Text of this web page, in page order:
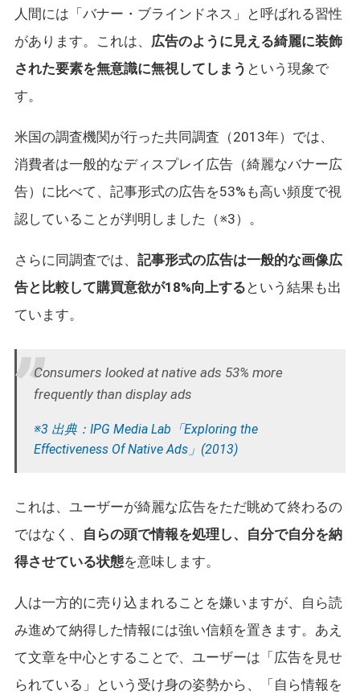
人間には「バナー・ブラインドネス」と呼ばれる習性
があります。これは、 広告のように見える綺麗に装飾
された要素を無意識に無視してしまう という現象で
す。
米国の調査機関が行った共同調査（2013年）では、
消費者は一般的なディスプレイ広告（綺麗なバナー広
告）に比べて、記事形式の広告を53%も高い頻度で視
認していることが判明しました（※3）。
さらに同調査では、 記事形式の広告は一般的な画像広
告と比較して購買意欲が18%向上する という結果も出
ています。
Consumers looked at native ads 53% more
frequently than display ads
※3 出典：IPG Media Lab「Exploring the
Effectiveness Of Native Ads」(2013)
これは、ユーザーが綺麗な広告をただ眺めて終わるの
ではなく、
自らの頭で情報を処理し、自分で自分を納
得させている状態を意味します。
人は一方的に売り込まれることを嫌いますが、自ら読
み進めて納得した情報には強い信頼を置きます。あえ
て文章を中心とすることで、ユーザーは「広告を見せ
られている」という受け身の姿勢から、「自ら情報を